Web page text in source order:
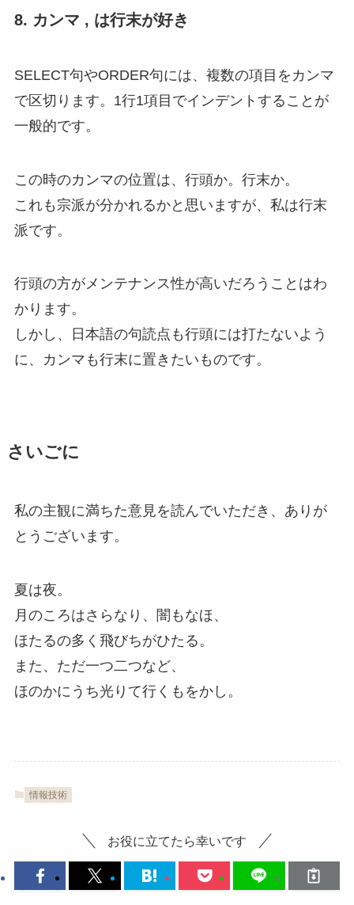
8. カンマ , は行末が好き
SELECT句やORDER句には、複数の項目をカンマ
で区切ります。1行1項目でインデントすることが
一般的です。
この時のカンマの位置は、行頭か。行末か。
これも宗派が分かれるかと思いますが、私は行末
派です。
行頭の方がメンテナンス性が高いだろうことはわ
かります。
しかし、日本語の句読点も行頭には打たないよう
に、カンマも行末に置きたいものです。
さいごに
私の主観に満ちた意見を読んでいただき、ありが
とうございます。
夏は夜。
月のころはさらなり、闇もなほ、
ほたるの多く飛びちがひたる。
また、ただ一つ二つなど、
ほのかにうち光りて行くもをかし。
情報技術
お役に立てたら幸いです